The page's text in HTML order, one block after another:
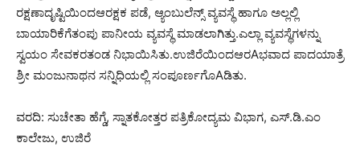
ರಕ್ಷಣಾದೃಷ್ಟಿಯಿಂದಆರಕ್ಷಕ ಪಡೆ, ಆ್ಯಂಬುಲೆನ್ಸ್ ವ್ಯವಸ್ಥೆ ಹಾಗೂ ಅಲ್ಲಲ್ಲಿ
ಬಾಯಾರಿಕೆಗೆತಂಪು ಪಾನೀಯ ವ್ಯವಸ್ಥೆ ಮಾಡಲಾಗಿತ್ತು.ಎಲ್ಲಾ ವ್ಯವಸ್ಥೆಗಳನ್ನು
ಸ್ವಯಂ ಸೇವಕರತಂಡ ನಿಭಾಯಿಸಿತು.ಉಜಿರೆಯಿಂದಆರAಭವಾದ ಪಾದಯಾತ್ರೆ
ಶ್ರೀ ಮಂಜುನಾಥನ ಸನ್ನಿಧಿಯಲ್ಲಿ ಸಂಪೂರ್ಣಗೊAಡಿತು.
ವರದಿ: ಸುಚೇತಾ ಹೆಗ್ಡೆ, ಸ್ನಾತಕೋತ್ತರ ಪತ್ರಿಕೋದ್ಯಮ ವಿಭಾಗ, ಎಸ್.ಡಿ.ಎಂ
ಕಾಲೇಜು, ಉಜಿರೆ